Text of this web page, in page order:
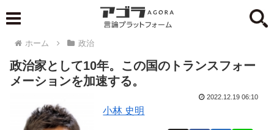
ホーム 政治
政治家として10年。この国のトランスフォー
メーションを加速する。
小林 史明
2022.12.19 06:10